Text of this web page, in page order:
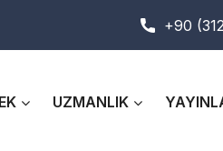
+90
UZMANLIK